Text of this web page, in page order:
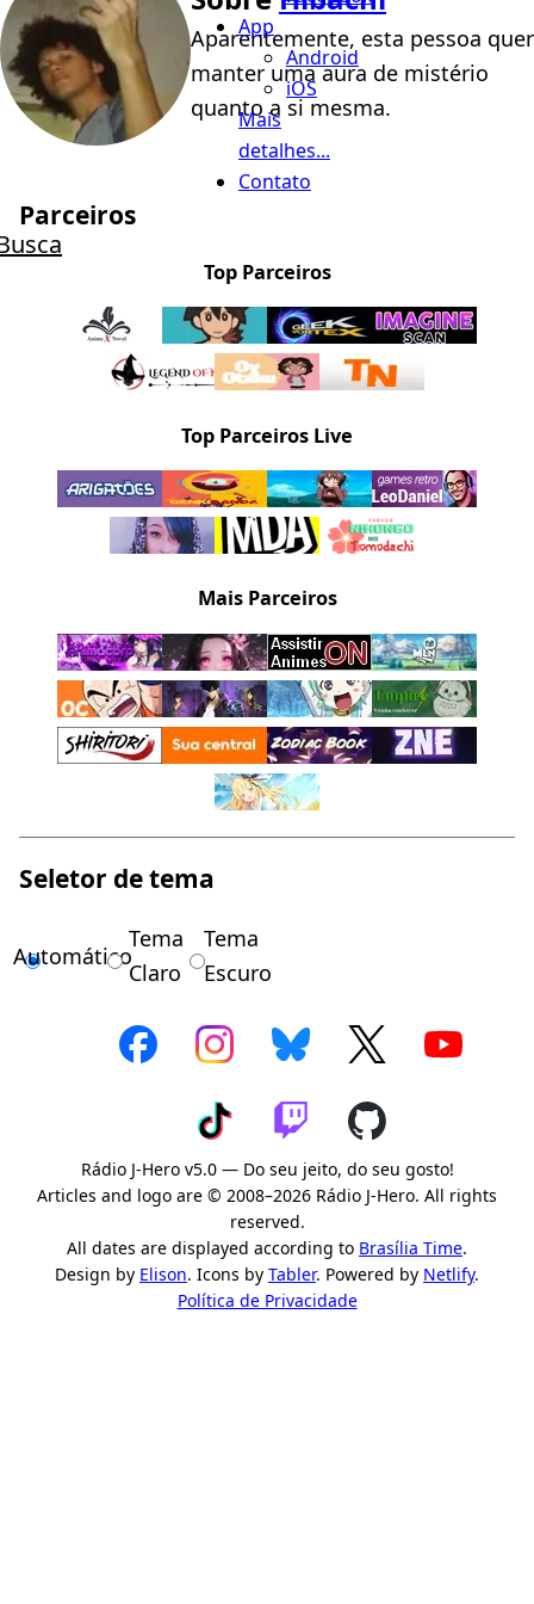
App
Android
iOS
Mais
detalhes...
Contato
Aparentemente, esta pessoa quer
manter uma aura de mistério
quanto a si mesma.
Parceiros
Top Parceiros
Top Parceiros Live
Mais Parceiros
Seletor de tema
Automático
Tema
Claro
Tema
Escuro
Rádio J-Hero v5.0 — Do seu jeito, do seu gosto!
Articles and logo are © 2008–2026 Rádio J-Hero. All rights
reserved.
All dates are displayed according to Brasília Time.
Design by Elison. Icons by Tabler. Powered by Netlify.
Política de Privacidade